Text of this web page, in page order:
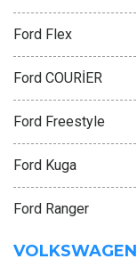
Ford Flex
Ford COURİER
Ford Freestyle
Ford Kuga
Ford Ranger
VOLKSWAGEN